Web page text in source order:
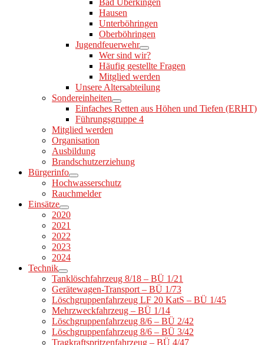
Bad Überkingen
Hausen
Unterböhringen
Oberböhringen
Jugendfeuerwehr
Wer sind wir?
Häufig gestellte Fragen
Mitglied werden
Unsere Altersabteilung
Sondereinheiten
Einfaches Retten aus Höhen und Tiefen (ERHT)
Führungsgruppe 4
Mitglied werden
Organisation
Ausbildung
Brandschutzerziehung
Bürgerinfo
Hochwasserschutz
Rauchmelder
Einsätze
2020
2021
2022
2023
2024
Technik
Tanklöschfahrzeug 8/18 – BÜ 1/21
Gerätewagen-Transport – BÜ 1/73
Löschgruppenfahrzeug LF 20 KatS – BÜ 1/45
Mehrzweckfahrzeug – BÜ 1/14
Löschgruppenfahrzeug 8/6 – BÜ 2/42
Löschgruppenfahrzeug 8/6 – BÜ 3/42
Tragkraftspritzenfahrzeug – BÜ 4/47